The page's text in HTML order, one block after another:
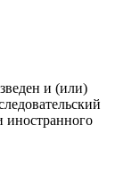
и (или)
иностранного